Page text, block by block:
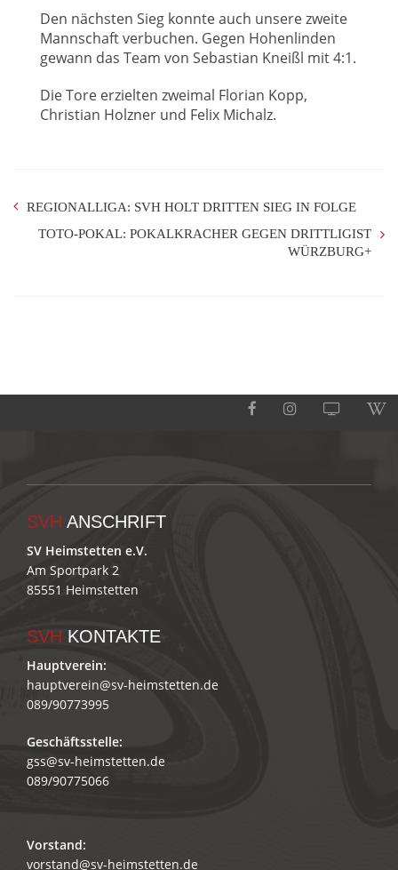
Den nächsten Sieg konnte auch unsere zweite
Mannschaft verbuchen. Gegen Hohenlinden
gewann das Team von Sebastian Kneißl mit 4:1.
Die Tore erzielten zweimal Florian Kopp,
Christian Holzner und Felix Michalz.
REGIONALLIGA: SVH HOLT DRITTEN SIEG IN FOLGE
TOTO-POKAL: POKALKRACHER GEGEN DRITTLIGIST
WÜRZBURG+
SVH ANSCHRIFT
SV Heimstetten e.V.
Am Sportpark 2
85551 Heimstetten
SVH KONTAKTE
Hauptverein:
hauptverein@sv-heimstetten.de
089/90773995
Geschäftsstelle:
gss@sv-heimstetten.de
089/90775066
Vorstand:
vorstand@sv-heimstetten.de